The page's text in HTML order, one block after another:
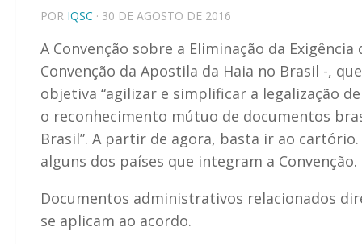
POR IQSC · 30 DE AGOSTO DE 2016
A Convenção sobre a Eliminação da
Convenção da Apostila da Haia no Brasil -,
objetiva “agilizar e simplificar a legalização
o reconhecimento mútuo de documentos
Brasil”. A partir de agora, basta ir ao
alguns dos países que integram a Convenção.
Documentos administrativos relacionados
se aplicam ao acordo.